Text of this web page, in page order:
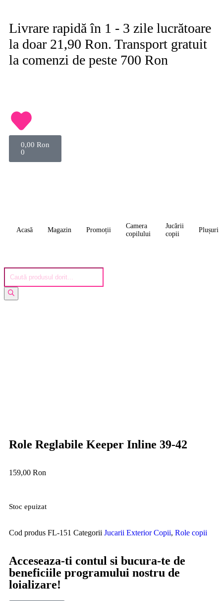
Livrare rapidă în 1 - 3 zile lucrătoare
la doar 21,90 Ron. Transport gratuit
la comenzi de peste 700 Ron
0,00 Ron
0
Acasă Magazin Promoții
Camera
copilului
Jucării
copii
Plușuri
Role Reglabile Keeper Inline 39-42
159,00 Ron
Stoc epuizat
Cod produs FL-151 Categorii Jucarii Exterior Copii, Role copii
Acceseaza-ti contul si bucura-te de
beneficiile programului nostru de
loializare!